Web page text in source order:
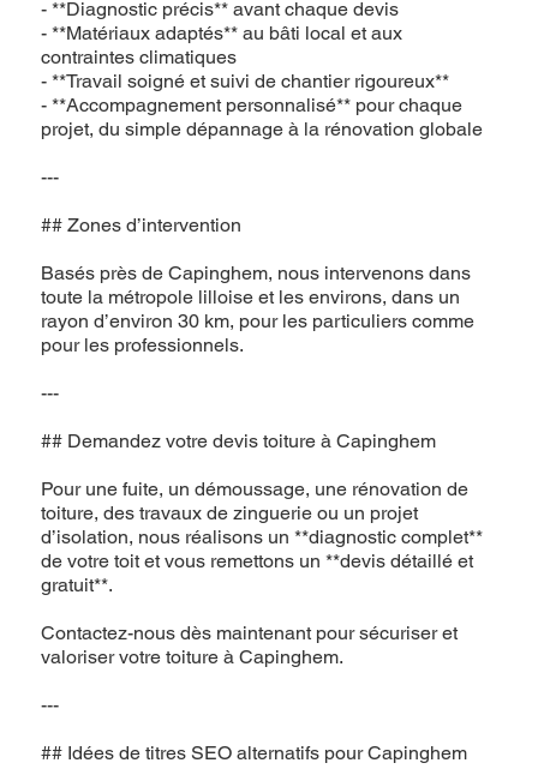
- **Diagnostic précis** avant chaque devis
- **Matériaux adaptés** au bâti local et aux
contraintes climatiques
- **Travail soigné et suivi de chantier rigoureux**
- **Accompagnement personnalisé** pour chaque
projet, du simple dépannage à la rénovation globale
---
## Zones d’intervention
Basés près de Capinghem, nous intervenons dans
toute la métropole lilloise et les environs, dans un
rayon d’environ 30 km, pour les particuliers comme
pour les professionnels.
---
## Demandez votre devis toiture à Capinghem
Pour une fuite, un démoussage, une rénovation de
toiture, des travaux de zinguerie ou un projet
d’isolation, nous réalisons un **diagnostic complet**
de votre toit et vous remettons un **devis détaillé et
gratuit**.
Contactez-nous dès maintenant pour sécuriser et
valoriser votre toiture à Capinghem.
---
## Idées de titres SEO alternatifs pour Capinghem